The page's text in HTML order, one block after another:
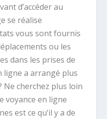
d’accéder au
se réalise
vous sont fournis
ou les
dans les prises de
ligne a arrangé plus
Ne cherchez plus loin
voyance en ligne
est ce qu’il y a de